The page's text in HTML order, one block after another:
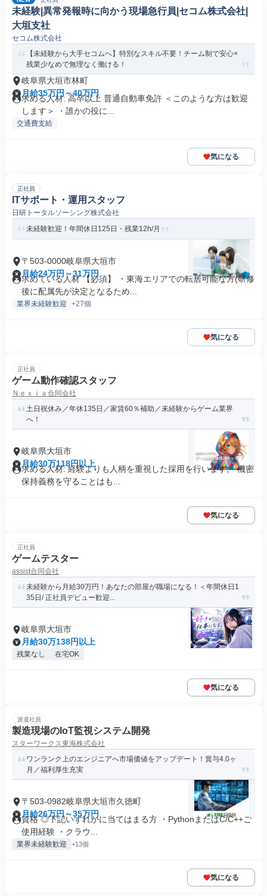
未経験|異常発報時に向かう現場急行員|セコム株式会社|
大垣支社
セコム株式会社
【未経験から大手セコムへ】特別なスキル不要！チーム制で安心×
残業少なめで無理なく働ける！
岐阜県大垣市林町
月給35万円～40万円
求める人材: 高卒以上 普通自動車免許 ＜このような方は歓迎
します＞ ・誰かの役に...
交通費支給
気になる
正社員
ITサポート・運用スタッフ
日研トータルソーシング株式会社
未経験歓迎！年間休日125日・残業12h/月
〒503-0000岐阜県大垣市
月給24万円～31万円
求めている人材 【必須】 ・東海エリアでの転居可能な方(研修
後に配属先が決定となるため...
業界未経験歓迎 +27個
気になる
正社員
ゲーム動作確認スタッフ
Ｎｅｘｉａ合同会社
土日祝休み／年休135日／家賃60％補助／未経験からゲーム業界
へ！
岐阜県大垣市
月給30万118円以上
求める人材: 経験よりも人柄を重視した採用を行います。 機密
保持義務を守ることはも...
気になる
正社員
ゲームテスター
assist合同会社
未経験から月給30万円！あなたの部屋が職場になる！＜年間休日1
35日/ 正社員デビュー歓迎...
岐阜県大垣市
月給30万138円以上
残業なし 在宅OK
気になる
派遣社員
製造現場のIoT監視システム開発
スターワークス東海株式会社
ワンランク上のエンジニアへ市場価値をアップデート！賞与4.0ヶ
月／福利厚生充実
〒503-0982岐阜県大垣市久徳町
月給26万円～35万円
資格 ◎下記いずれかに当てはまる方 ・PythonまたはC/C++ご
使用経験 ・クラウ...
業界未経験歓迎 +13個
気になる